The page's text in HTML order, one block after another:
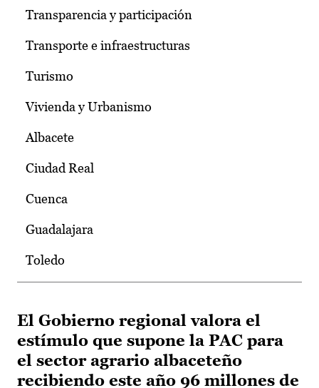
Transparencia y participación
Transporte e infraestructuras
Turismo
Vivienda y Urbanismo
Albacete
Ciudad Real
Cuenca
Guadalajara
Toledo
El Gobierno regional valora el
estímulo que supone la PAC para
el sector agrario albaceteño
recibiendo este año 96 millones de